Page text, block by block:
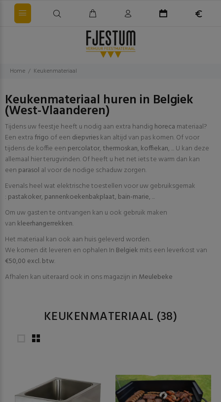
Home Keukenmateriaal
Keukenmateriaal huren in Belgiek
(West-Vlaanderen)
Tijdens uw feestje heeft u nodig aan extra handig horeca materiaal?
Een extrafrigo of een diepvrieskan altijd van pas komen. Of voor
tijdens de koffie een percolator, thermoskan, koffiekan, ... U kan deze
allemaal hier terugvinden. Of heeft u het net iets te warm dan kan
een parasol al voor de nodige schaduw zorgen.
Evenals heel wat elektrische toestellen voor uw gebruiksgemak
: pastakoker, pannenkoekenbakplaat, bain-marie, ...
Om uw gasten te ontvangen kan u ook gebruik maken
van kleerhangerrekken.
Het materiaal kan ook aan huis geleverd worden.
We komen dit leveren en ophalen In Belgiek mits een leverkost van
€50,00 excl. btw.
Afhalen kan uiteraard ook in ons magazijn in Meulebeke
KEUKENMATERIAAL (38)